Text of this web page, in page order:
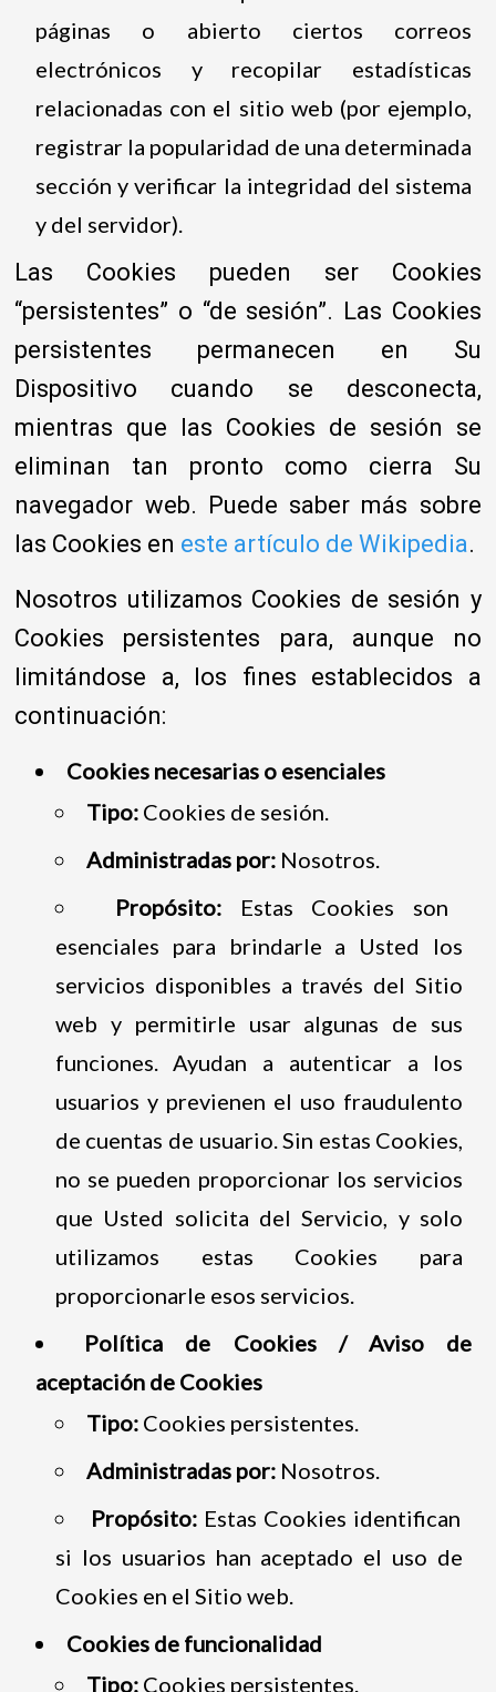
páginas o abierto ciertos correos
electrónicos y recopilar estadísticas
relacionadas con el sitio web (por ejemplo,
registrar la popularidad de una determinada
sección y verificar la integridad del sistema
y del servidor).
Las Cookies pueden ser Cookies
“persistentes” o “de sesión”. Las Cookies
persistentes permanecen en Su
Dispositivo cuando se desconecta,
mientras que las Cookies de sesión se
eliminan tan pronto como cierra Su
navegador web. Puede saber más sobre
las Cookies en este artículo de Wikipedia.
Nosotros utilizamos Cookies de sesión y
Cookies persistentes para, aunque no
limitándose a, los fines establecidos a
continuación:
Cookies necesarias o esenciales
Tipo: Cookies de sesión.
Administradas por:Nosotros.
Propósito:Estas Cookies son
esenciales para brindarle a Usted los
servicios disponibles a través del Sitio
web y permitirle usar algunas de sus
funciones. Ayudan a autenticar a los
usuarios y previenen el uso fraudulento
de cuentas de usuario. Sin estas Cookies,
no se pueden proporcionar los servicios
que Usted solicita del Servicio, y solo
utilizamos estas Cookies para
proporcionarle esos servicios.
Política de Cookies / Aviso de
aceptación de Cookies
Tipo: Cookies persistentes.
Administradas por:Nosotros.
Propósito:Estas Cookies identifican
si los usuarios han aceptado el uso de
Cookies en el Sitio web.
Cookies de funcionalidad
Tipo: Cookies persistentes.